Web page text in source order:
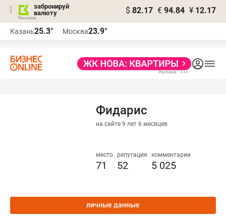
забронируй
валюту
$ 82.17 € 94.84 ¥ 12.17
Казань25.3° Москва23.9°
Фидарис
на сайте 9 лет 6 месяцев
место
71
репутация
52
комментарии
5 025
личные данные